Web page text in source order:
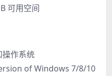
可用空间
操作系统
of Windows 7/8/10